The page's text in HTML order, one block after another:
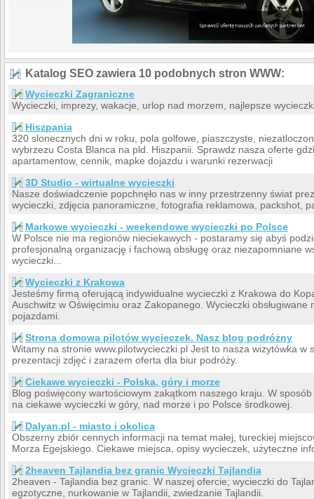
Katalog SEO zawiera 10 podobnych stron WWW:
Wycieczki Zagraniczne
Wycieczki, imprezy, wakacje, urlop nad morzem, najlepsze
Hiszpania
320 slonecznych dni w roku, pola golfowe, piaszczyste,
wybrzezu Costa Blanca na pld. Hiszpanii. Sprawdz nasza oferte
apartamentow, cennik, mapke dojazdu i warunki rezerwacji
3D Studio - wirtualne wycieczki
Nasze doświadczenie popchnęło nas w inny przestrzenny świat
wycieczki, zdjęcia panoramiczne, fotografia reklamowa, packshot,
Markowe wycieczki - weekendowe wycieczki po Polsce
W Polsce nie ma regionów nieciekawych - postaramy się abyś
profesjonalną organizację i fachową obsługę oraz niezapomniane
wycieczki...
Wycieczki z Krakowa
Jesteśmy firmą oferującą indywidualne wycieczki z Krakowa do
Auschwitz w Oświęcimiu oraz Zakopanego. Wycieczki
pojazdami.
Strona domowa pilotów wycieczek. Nasz blog podróżny
Witamy na stronie www.pilotwycieczki.pl Jest to nasza wizytówka w
prezentacji zdjęć i zarazem oferta dla biur podróży.
Ciekawe wycieczki - Polska, góry i morze
Blog poświęcony wartościowym zakątkom naszego kraju. W
na ciekawe wycieczki w góry, nad morze i po Polsce środkowej.
Dalyan.pl - miasto i okolica
Obszerny zbiór cennych informacji na temat małej, tureckiej
Morza Egejskiego. Ciekawe miejsca, opisy wycieczek, użyteczne
2heaven Tajlandia bez granic Wycieczki Tajlandia
2heaven - Tajlandia bez granic. W naszej ofercie; wycieczki do
egzotyczne, nurkowanie w Tajlandii, zwiedzanie Tajlandii.